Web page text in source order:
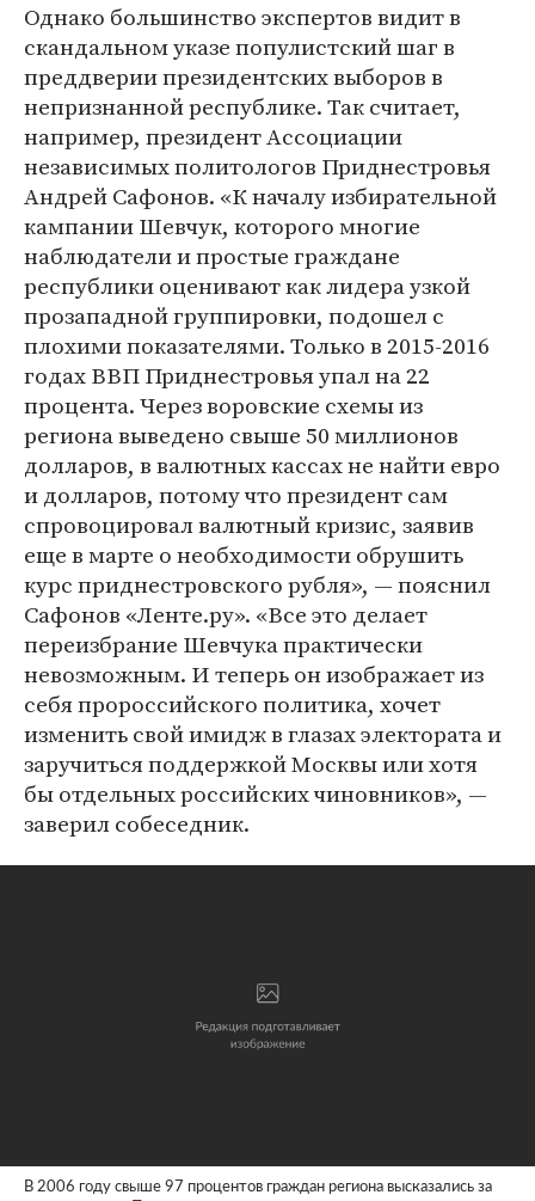
Однако большинство экспертов видит в
скандальном указе популистский шаг в
преддверии президентских выборов в
непризнанной республике. Так считает,
например, президент Ассоциации
независимых политологов Приднестровья
Андрей Сафонов. «К началу избирательной
кампании Шевчук, которого многие
наблюдатели и простые граждане
республики оценивают как лидера узкой
прозападной группировки, подошел с
плохими показателями. Только в 2015-2016
годах ВВП Приднестровья упал на 22
процента. Через воровские схемы из
региона выведено свыше 50 миллионов
долларов, в валютных кассах не найти евро
и долларов, потому что президент сам
спровоцировал валютный кризис, заявив
еще в марте о необходимости обрушить
курс приднестровского рубля», — пояснил
Сафонов «Ленте.ру». «Все это делает
переизбрание Шевчука практически
невозможным. И теперь он изображает из
себя пророссийского политика, хочет
изменить свой имидж в глазах электората и
заручиться поддержкой Москвы или хотя
бы отдельных российских чиновников», —
заверил собеседник.
В 2006 году свыше 97 процентов граждан региона высказались за